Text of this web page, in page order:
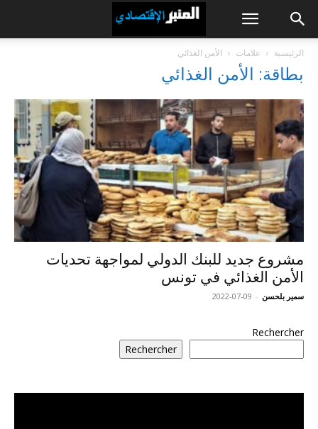
الرئيسية علامات الأمن الغذائي
بطاقة: الأمن الغذائي
مشروع جديد للبنك الدولي لمواجهة تحديات
الأمن الغذائي في تونس
سمير بلحسن -
2022-07-09
Rechercher
Rechercher